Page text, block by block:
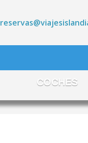
COCHES